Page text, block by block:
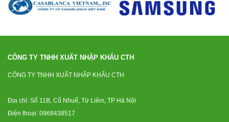
CÔNG TY TNHH XUẤT NHẬP KHẨU CTH
CÔNG TY TNHH XUẤT NHẬP KHẨU CTH
Địa chỉ: Số 11B, Cổ Nhuế, Từ Liêm, TP Hà Nội
Điện thoại: 0968438517